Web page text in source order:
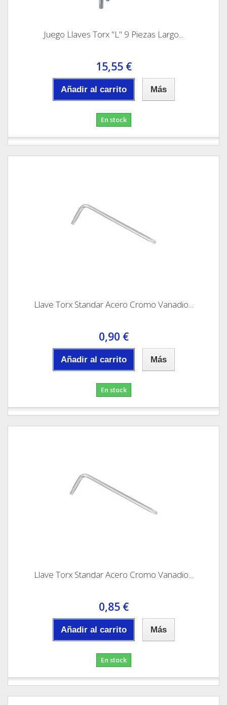
Juego Llaves Torx "L" 9 Piezas Largo...
15,55 €
Añadir al carrito Más
En stock
Llave Torx Standar Acero Cromo Vanadio...
0,90 €
Añadir al carrito Más
En stock
Llave Torx Standar Acero Cromo Vanadio...
0,85 €
Añadir al carrito Más
En stock